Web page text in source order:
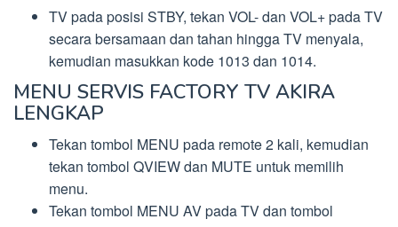
TV pada posisi STBY, tekan VOL- dan VOL+ pada TV
secara bersamaan dan tahan hingga TV menyala,
kemudian masukkan kode 1013 dan 1014.
MENU SERVIS FACTORY TV AKIRA
LENGKAP
Tekan tombol MENU pada remote 2 kali, kemudian
tekan tombol QVIEW dan MUTE untuk memilih
menu.
Tekan tombol MENU AV pada TV dan tombol